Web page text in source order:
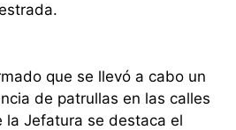
que se llevó a cabo un
de patrullas en las calles
la Jefatura se destaca el